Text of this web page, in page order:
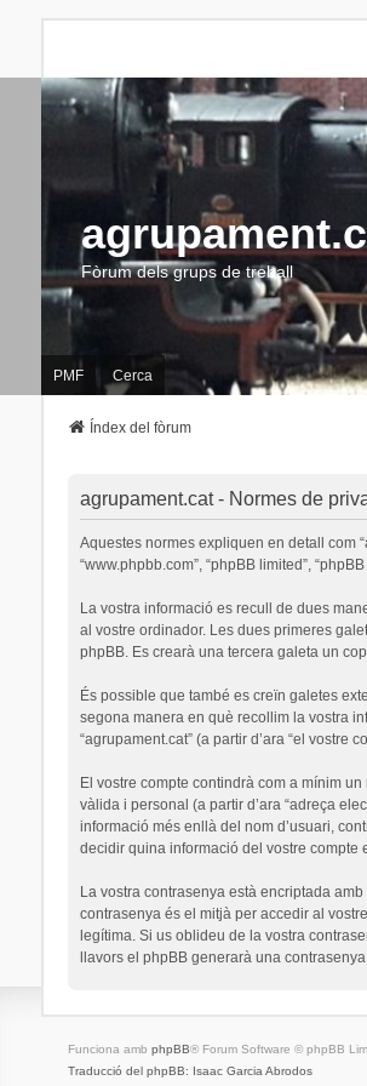
Fòrum dels grups de treball
PMF Cerca
Índex del fòrum
agrupament.cat - Normes de
Aquestes normes expliquen en detall com
“www.phpbb.com”, “phpBB limited”,
La vostra informació es recull de dues
al vostre ordinador. Les dues primeres
phpBB. Es crearà una tercera galeta un
És possible que també es creïn galetes
segona manera en què recollim la vostra
“agrupament.cat” (a partir d’ara “el vostre
El vostre compte contindrà com a mínim
vàlida i personal (a partir d’ara “adreça
informació més enllà del nom d’usuari,
decidir quina informació del vostre compte
La vostra contrasenya està encriptada
contrasenya és el mitjà per accedir al
legítima. Si us oblideu de la vostra
llavors el phpBB generarà una
Funciona amb phpBB® Forum Software © phpBB
Traducció del phpBB: Isaac Garcia Abrodos